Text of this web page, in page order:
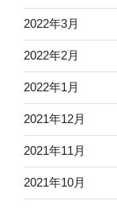
2022年3月
2022年2月
2022年1月
2021年12月
2021年11月
2021年10月